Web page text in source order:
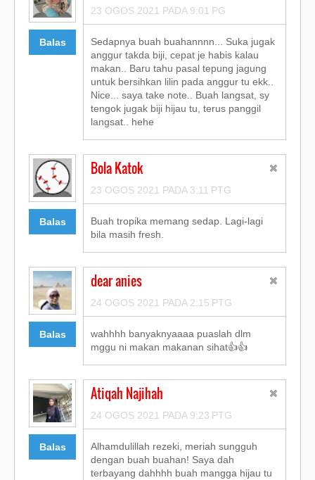
Balas
23 OGOS 2021 PADA 9:01 PG
Sedapnya buah buahannnn... Suka jugak
anggur takda biji, cepat je habis kalau
makan.. Baru tahu pasal tepung jagung
untuk bersihkan lilin pada anggur tu ekk..
Nice... saya take note.. Buah langsat, sy
tengok jugak biji hijau tu, terus panggil
langsat.. hehe
Balas
Bola Katok
23 OGOS 2021 PADA 3:11 PTG
Buah tropika memang sedap. Lagi-lagi
bila masih fresh.
Balas
dear anies
24 OGOS 2021 PADA 2:15 PTG
wahhhh banyaknyaaaa puaslah dlm
mggu ni makan makanan sihat👍👍
Balas
Atiqah Najihah
24 OGOS 2021 PADA 9:23 PTG
Alhamdulillah rezeki, meriah sungguh
dengan buah buahan! Saya dah
terbayang dahhhh buah mangga hijau tu